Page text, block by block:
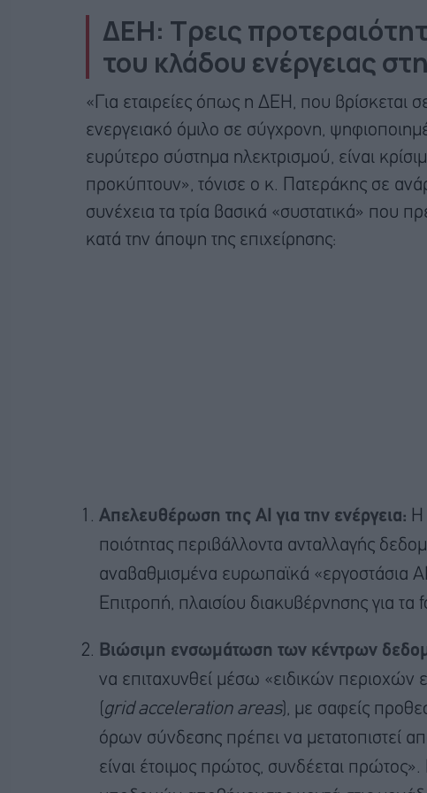
ΔΕΗ: Τρεις
του κλάδου ενέργειας
«Για εταιρείες όπως η ΔΕΗ, που βρίσκεται
ενεργειακό όμιλο σε σύγχρονη,
ευρύτερο σύστημα ηλεκτρισμού, είναι
προκύπτουν», τόνισε ο κ. Πατεράκης σε
συνέχεια τα τρία βασικά «συστατικά» που
κατά την άποψη της επιχείρησης:
Απελευθέρωση της ΑΙ για την ενέργεια: Η
ποιότητας περιβάλλοντα ανταλλαγής
αναβαθμισμένα ευρωπαϊκά «εργοστάσια
Επιτροπή, πλαισίου διακυβέρνησης για
Βιώσιμη ενσωμάτωση των κέντρων
να επιταχυνθεί μέσω «ειδικών περιοχών
grid acceleration areas), με σαφείς
όρων σύνδεσης πρέπει να μετατοπιστεί
είναι έτοιμος πρώτος, συνδέεται